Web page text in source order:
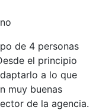
de 4 personas
el principio
a lo que
muy buenas
de la agencia.